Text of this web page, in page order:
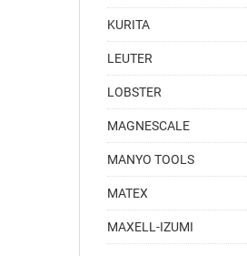
KURITA
LEUTER
LOBSTER
MAGNESCALE
MANYO TOOLS
MATEX
MAXELL-IZUMI